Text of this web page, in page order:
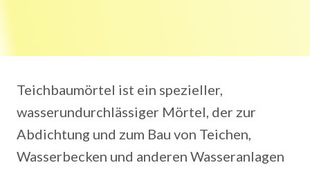
Teichbaumörtel ist ein spezieller,
wasserundurchlässiger Mörtel, der zur
Abdichtung und zum Bau von Teichen,
Wasserbecken und anderen Wasseranlagen